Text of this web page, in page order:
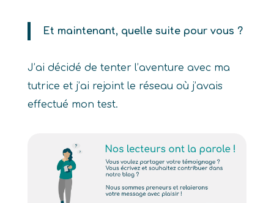
Et maintenant, quelle suite pour vous ?
J’ai décidé de tenter l’aventure avec ma
tutrice et j’ai rejoint le réseau où j’avais
effectué mon test.